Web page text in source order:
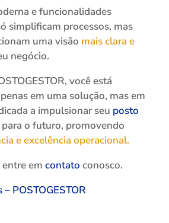
e funcionalidades
simplificam processos, mas
uma visão mais clara e
negócio.
você está
em uma solução, mas em
a impulsionar seu posto
para o futuro, promovendo
e excelência operacional.
entre em contato conosco.
POSTOGESTOR